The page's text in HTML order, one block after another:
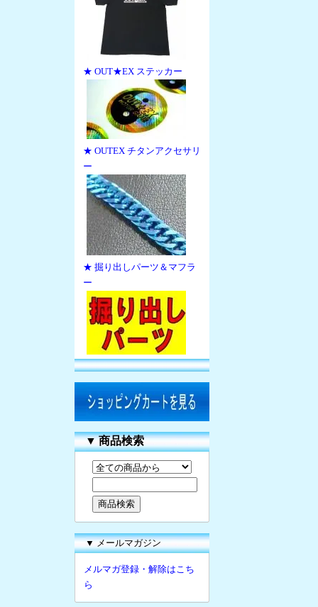
★ OUT★EX ステッカー
★ OUTEX チタンアクセサリ
ー
★ 掘り出しパーツ＆マフラ
ー
▼商品検索
▼ メールマガジン
メルマガ登録・解除はこち
ら